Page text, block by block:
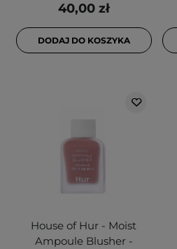
40,00 zł
DODAJ DO KOSZYKA
House of Hur - Moist
Ampoule Blusher -